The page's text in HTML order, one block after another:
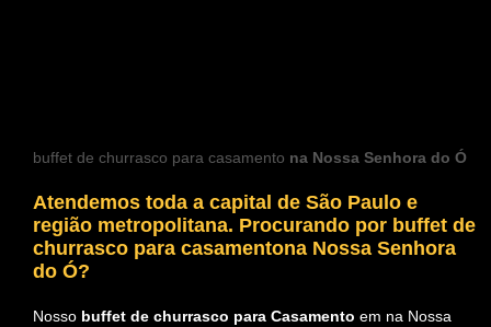
buffet de churrasco para casamento na Nossa Senhora do Ó
Atendemos toda a capital de São Paulo e
região metropolitana. Procurando por buffet de
churrasco para casamentona Nossa Senhora
do Ó?
Nosso buffet de churrasco para Casamento em na Nossa